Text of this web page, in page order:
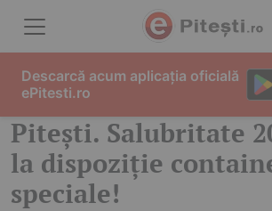
Pitești. Salubritate
la dispoziție
speciale!
Descarcă acum aplicația oficială
ePitesti.ro